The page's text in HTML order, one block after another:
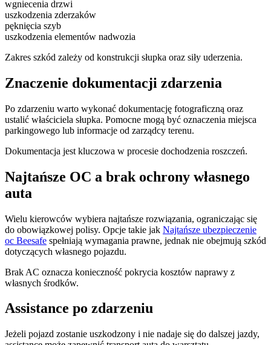
wgniecenia drzwi
uszkodzenia zderzaków
pęknięcia szyb
uszkodzenia elementów nadwozia
Zakres szkód zależy od konstrukcji słupka oraz siły uderzenia.
Znaczenie dokumentacji zdarzenia
Po zdarzeniu warto wykonać dokumentację fotograficzną oraz
ustalić właściciela słupka. Pomocne mogą być oznaczenia miejsca
parkingowego lub informacje od zarządcy terenu.
Dokumentacja jest kluczowa w procesie dochodzenia roszczeń.
Najtańsze OC a brak ochrony własnego
auta
Wielu kierowców wybiera najtańsze rozwiązania, ograniczając się
do obowiązkowej polisy. Opcje takie jak Najtańsze ubezpieczenie
oc Beesafe spełniają wymagania prawne, jednak nie obejmują szkód
dotyczących własnego pojazdu.
Brak AC oznacza konieczność pokrycia kosztów naprawy z
własnych środków.
Assistance po zdarzeniu
Jeżeli pojazd zostanie uszkodzony i nie nadaje się do dalszej jazdy,